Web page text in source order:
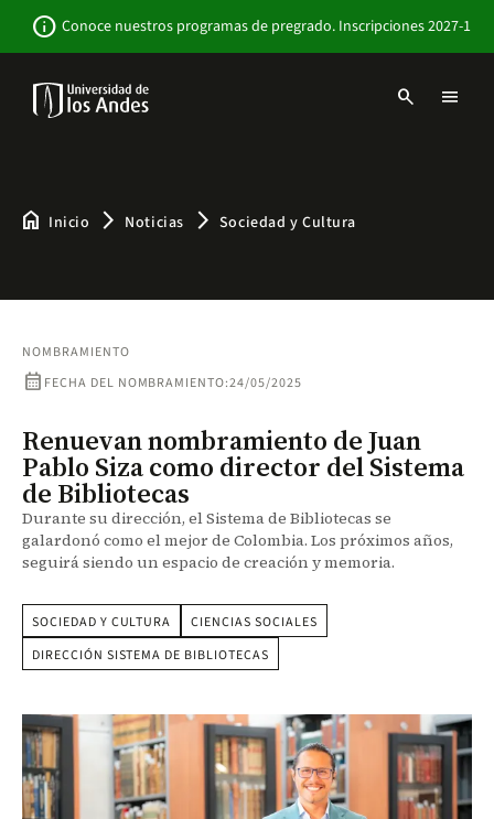
contenido
info Conoce nuestros programas de pregrado. Inscripciones 2027-1
search menu
home Inicio arrow_forward_ios Noticias arrow_forward_ios Sociedad y Cultura
NOMBRAMIENTO
calendar_month FECHA DEL NOMBRAMIENTO:24/05/2025
Renuevan nombramiento de Juan
Pablo Siza como director del Sistema
de Bibliotecas
Durante su dirección, el Sistema de Bibliotecas se
galardonó como el mejor de Colombia. Los próximos años,
seguirá siendo un espacio de creación y memoria.
SOCIEDAD Y CULTURA
CIENCIAS SOCIALES
DIRECCIÓN SISTEMA DE BIBLIOTECAS